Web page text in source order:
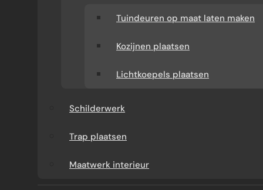
Tuindeuren op maat laten maken
Kozijnen plaatsen
Lichtkoepels plaatsen
Schilderwerk
Trap plaatsen
Maatwerk interieur